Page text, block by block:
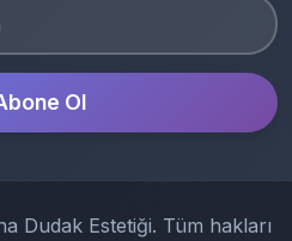
Ol
Dudak Estetiği. Tüm hakları